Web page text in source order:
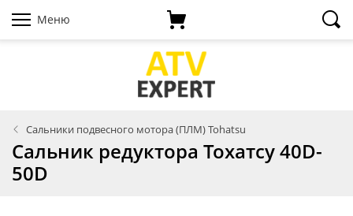
Меню
Сальники подвесного мотора (ПЛМ) Tohatsu
Сальник редуктора Тохатсу 40D-
50D